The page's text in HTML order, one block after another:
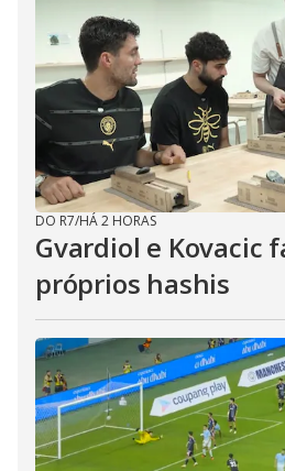
DO R7/HÁ 2 HORAS
Gvardiol e Kovacic
próprios hashis